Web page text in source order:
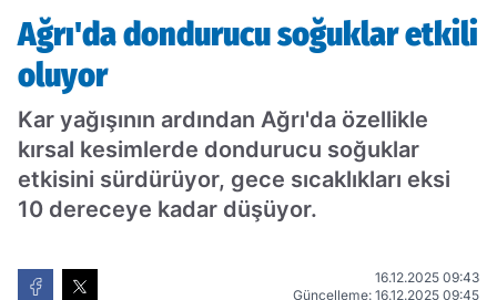
Ağrı'da dondurucu soğuklar etkili
oluyor
Kar yağışının ardından Ağrı'da özellikle
kırsal kesimlerde dondurucu soğuklar
etkisini sürdürüyor, gece sıcaklıkları eksi
10 dereceye kadar düşüyor.
16.12.2025 09:43
Güncelleme: 16.12.2025 09:45